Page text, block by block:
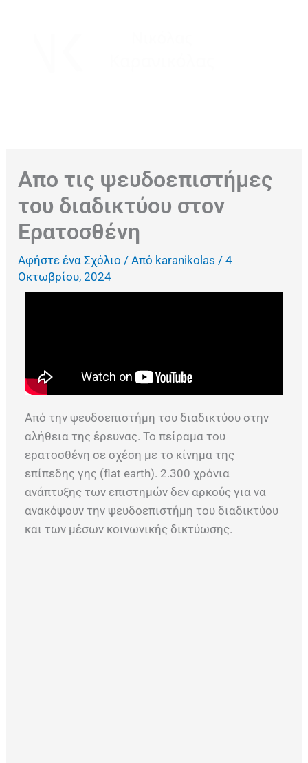
Απο τις ψευδοεπιστήμες
του διαδικτύου στον
Ερατοσθένη
Αφήστε ένα Σχόλιο / Από karanikolas/4
Οκτωβρίου, 2024
Από την ψευδοεπιστήμη του διαδικτύου στην
αλήθεια της έρευνας. Το πείραμα του
ερατοσθένη σε σχέση με το κίνημα της
επίπεδης γης (flat earth). 2.300 χρόνια
ανάπτυξης των επιστημών δεν αρκούς για να
ανακόψουν την ψευδοεπιστήμη του διαδικτύου
και των μέσων κοινωνικής δικτύωσης.